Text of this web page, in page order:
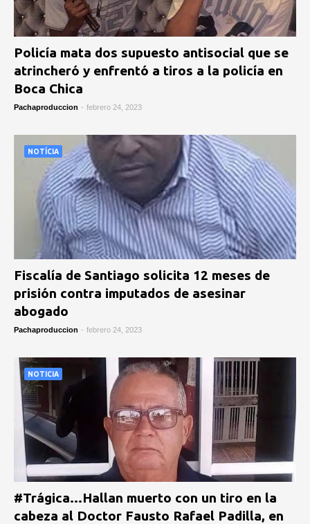
Policía mata dos supuesto antisocial que se
atrincheró y enfrentó a tiros a la policía en
Boca Chica
Pachaproduccion - febrero 24, 2023
NOTÍCIA
Fiscalía de Santiago solicita 12 meses de
prisión contra imputados de asesinar
abogado
Pachaproduccion - febrero 24, 2023
NOTICIA
#Trágica…Hallan muerto con un tiro en la
cabeza al Doctor Fausto Rafael Padilla, en